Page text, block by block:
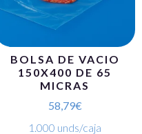
BOLSA DE VACIO
150X400 DE 65
MICRAS
58,79€
1.000 unds/caja